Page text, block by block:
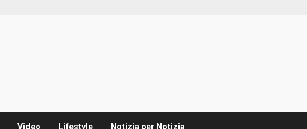
Video Lifestyle Notizia per Notizia